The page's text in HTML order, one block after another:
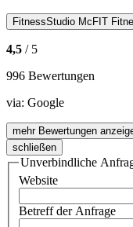
FitnessStudio McFIT
4,5 / 5
996 Bewertungen
via: Google
mehr Bewertungen
schließen
Unverbindliche
Website
Betreff der Anfrage